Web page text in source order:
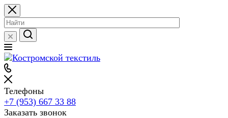
Телефоны
+7 (953) 667 33 88
Заказать звонок